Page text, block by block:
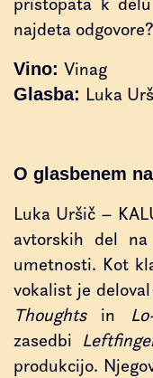
najdeta odgovore?
Vino: Vinag
Glasba: Luka
O glasbenem
Luka Uršič –
avtorskih del
umetnosti. Kot
vokalist je
Thoughtsin
zasedbi
produkcijo.